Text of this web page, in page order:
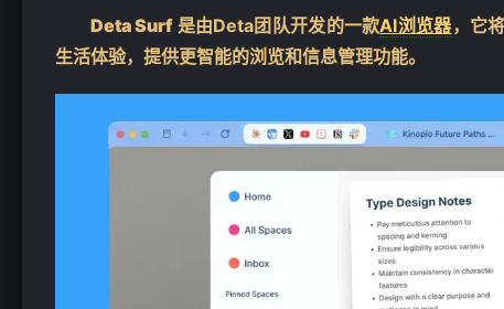
Deta Surf是由Deta团队开发的一款AI浏览器，它
生活体验，提供更智能的浏览和信息管理功能。